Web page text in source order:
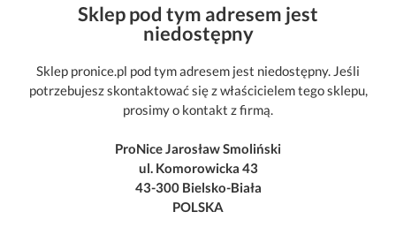
Sklep pod tym adresem jest
niedostępny
Sklep pronice.pl pod tym adresem jest niedostępny. Jeśli
potrzebujesz skontaktować się z właścicielem tego sklepu,
prosimy o kontakt z firmą.
ProNice Jarosław Smoliński
ul. Komorowicka 43
43-300 Bielsko-Biała
POLSKA